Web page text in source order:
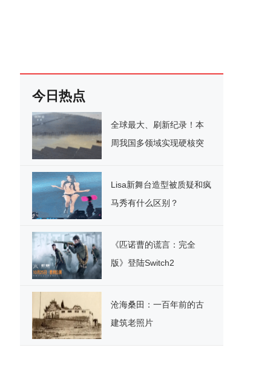
今日热点
全球最大、刷新纪录！本
周我国多领域实现硬核突
Lisa新舞台造型被质疑和疯
马秀有什么区别？
《匹诺曹的谎言：完全
版》登陆Switch2
沧海桑田：一百年前的古
建筑老照片